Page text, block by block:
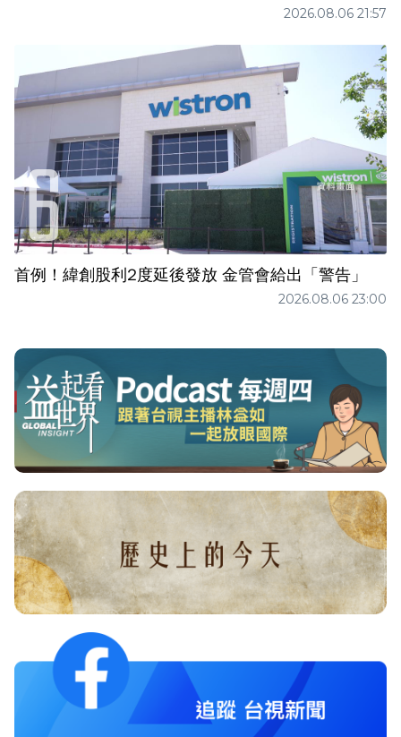
2026.08.06 21:57
首例！緯創股利2度延後發放 金管會給出「警告」
2026.08.06 23:00